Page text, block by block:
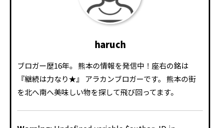
haruch
ブロガー歴16年。 熊本の情報を発信中！座右の銘は
『継続は力なり★』 アラカンブロガーです。 熊本の街
を北へ南へ美味しい物を探して飛び回ってます。